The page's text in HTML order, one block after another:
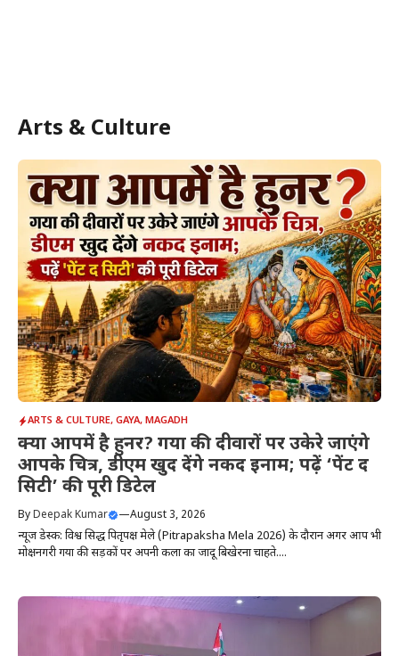
Arts & Culture
ARTS & CULTURE, GAYA, MAGADH
क्या आपमें है हुनर? गया की दीवारों पर उकेरे जाएंगे
आपके चित्र, डीएम खुद देंगे नकद इनाम; पढ़ें ‘पेंट द
सिटी’ की पूरी डिटेल
ByDeepak Kumar —August 3, 2026
न्यूज डेस्क: विश्व प्रसिद्ध पितृपक्ष मेले (Pitrapaksha Mela 2026) के दौरान अगर आप भी
मोक्षनगरी गया की सड़कों पर अपनी कला का जादू बिखेरना चाहते....